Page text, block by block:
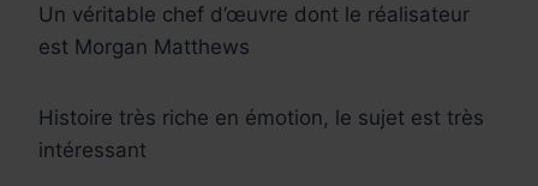
Un véritable chef d’œuvre dont le réalisateur
est Morgan Matthews
Histoire très riche en émotion, le sujet est très
intéressant